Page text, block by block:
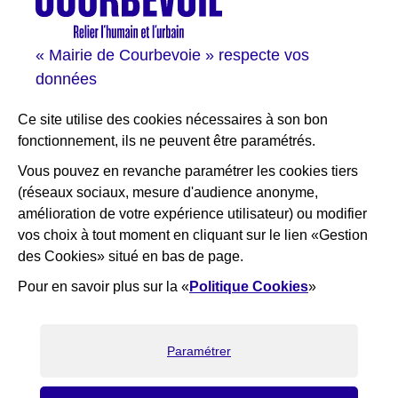
« Mairie de Courbevoie » respecte vos
données
Ce site utilise des cookies nécessaires à son bon
fonctionnement, ils ne peuvent être paramétrés.
Vous pouvez en revanche paramétrer les cookies tiers
(réseaux sociaux, mesure d'audience anonyme,
amélioration de votre expérience utilisateur) ou modifier
vos choix à tout moment en cliquant sur le lien «Gestion
des Cookies» situé en bas de page.
Pour en savoir plus sur la «Politique Cookies»
Paramétrer
Val Courbevoie
Sortir à Courbevoie
Solutions entreprises
Portail des bibliothèques
Je participe Courbevoie
RESTEZ INFORMÉ
Newsletter
Bienvenue ! Nous sommes là pour